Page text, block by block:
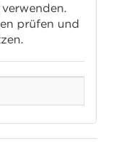
prüfen und